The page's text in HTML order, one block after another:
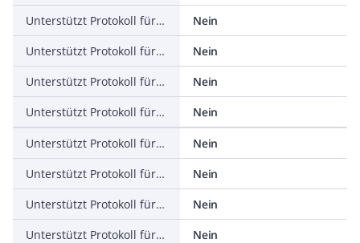
Unterstützt Protokoll für PROFINET IO
Nein
Unterstützt Protokoll für PROFINET CBA
Nein
Unterstützt Protokoll für SERCOS
Nein
Unterstützt Protokoll für Foundation Fieldbus
Nein
Unterstützt Protokoll für EtherNet/IP
Nein
Unterstützt Protokoll für AS-Interface Safety at Work
Nein
Unterstützt Protokoll für DeviceNet Safety
Nein
Unterstützt Protokoll für INTERBUS-Safety
Nein